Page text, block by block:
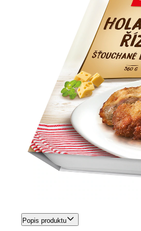
Popis produktu